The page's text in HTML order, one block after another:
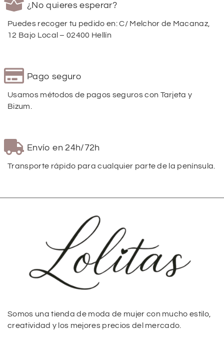
¿No quieres esperar?
Puedes recoger tu pedido en: C/ Melchor de Macanaz,
12 Bajo Local – 02400 Hellín
Pago seguro
Usamos métodos de pagos seguros con Tarjeta y
Bizum.
Envío en 24h/72h
Transporte rápido para cualquier parte de la península.
Somos una tienda de moda de mujer con mucho estilo,
creatividad y los mejores precios del mercado.